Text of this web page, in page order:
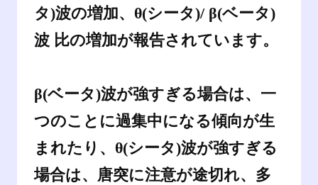
タ)波の増加、θ(シータ)/ β(ベータ)
波 比の増加が報告されています。
β(ベータ)波が強すぎる場合は、一
つのことに過集中になる傾向が生
まれたり、θ(シータ)波が強すぎる
場合は、唐突に注意が途切れ、多